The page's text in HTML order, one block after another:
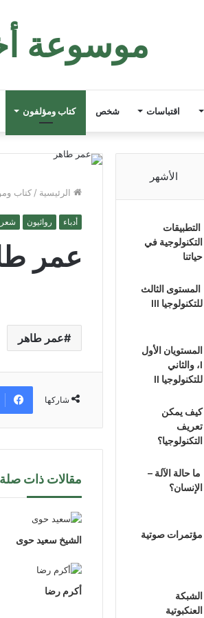
موسوعة
اقتباسات شخص كتاب ومؤلفون
الرئيسية / كتاب
أدباء روائيون
عمر
عمر طاهر
شاركها
مقالات ذات صلة
الشيخ سعيد حوى
أكرم رضا
الأشهر
التطبيقات
التكنولوجية في
حياتنا
المستوى الثالث
للتكنولوجيا III
المستويان الأول
I، والثاني
للتكنولوجيا II
كيف يمكن
تعريف
التكنولوجيا؟
ما حالة الآلة –
الإنسان؟
مؤتمرات صوتية
الشبكة
العنكبوتية